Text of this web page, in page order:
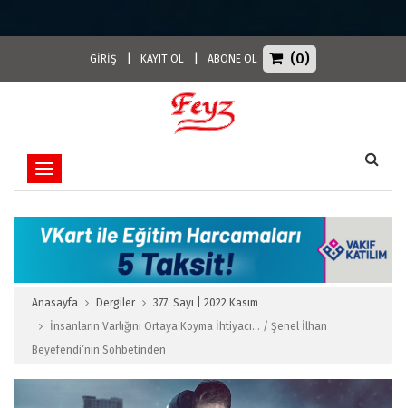
GİRİŞ KAYIT OL ABONE OL (0)
Toggle navigation
Anasayfa Dergiler
377. Sayı | 2022 Kasım
İnsanların Varlığını Ortaya Koyma İhtiyacı… / Şenel İlhan
Beyefendi’nin Sohbetinden